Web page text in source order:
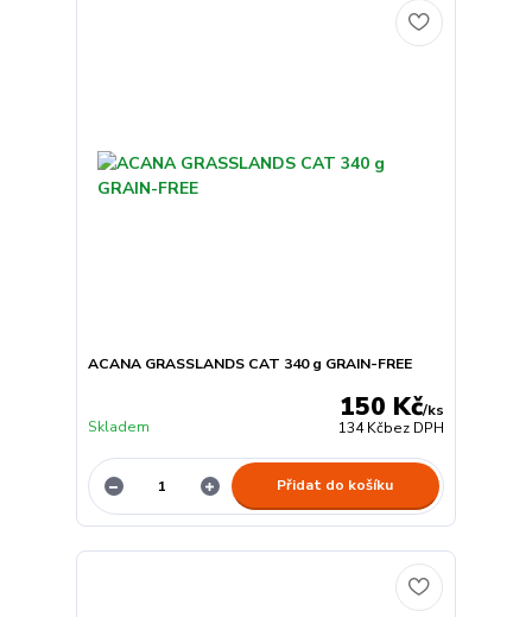
ACANA GRASSLANDS CAT 340 g GRAIN-FREE
150 Kč/ks
134 Kčbez DPH
Skladem
Přidat do košíku